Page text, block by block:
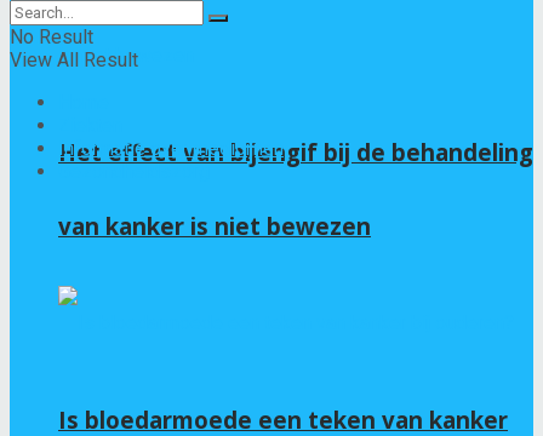
Het effect van bijengif bij de behandeling
van kanker is niet bewezen
Is bloedarmoede een teken van kanker
No Result
View All Result
Informatie over medicijnen